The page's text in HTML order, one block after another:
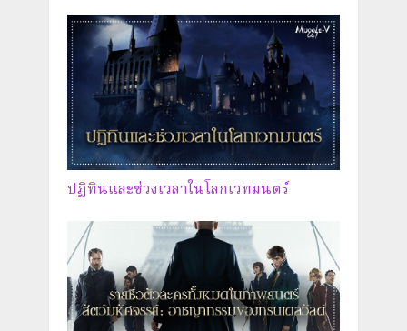
ปฏิทินและช่วงเวลาในโลกเวทมนตร์